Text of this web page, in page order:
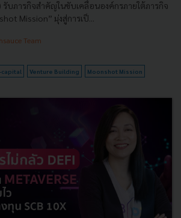
รับภารกิจสำคัญในขับเคลื่อนองค์กรภายใต้ภารกิจ
Mission” มุ่งสู่การเป็...
Team
Venture Building Moonshot Mission